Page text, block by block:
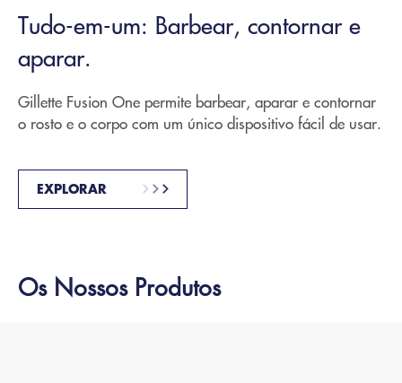
Tudo-em-um: Barbear, contornar e
aparar.
Gillette Fusion One permite barbear, aparar e contornar
o rosto e o corpo com um único dispositivo fácil de usar.
EXPLORAR
Os Nossos Produtos